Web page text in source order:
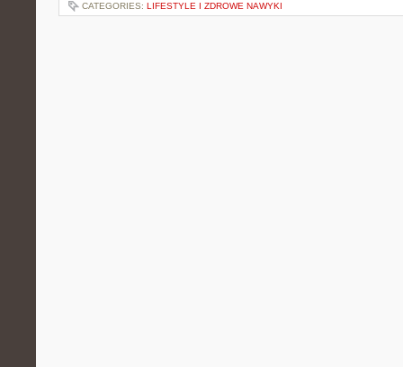
CATEGORIES: LIFESTYLE I ZDROWE NAWYKI